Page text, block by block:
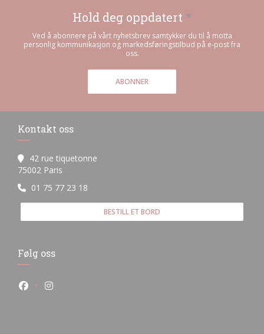
Hold deg oppdatert *
Ved å abonnere på vårt nyhetsbrev samtykker du til å motta
personlig kommunikasjon og markedsføringstilbud på e-post fra
oss.
ABONNER
Kontakt oss
42 rue tiquetonne
75002 Paris
01 75 77 23 18
BESTILL ET BORD
Følg oss
Facebook ((åpner i et nytt vindu))
Instagram ((åpner i et nytt vindu))